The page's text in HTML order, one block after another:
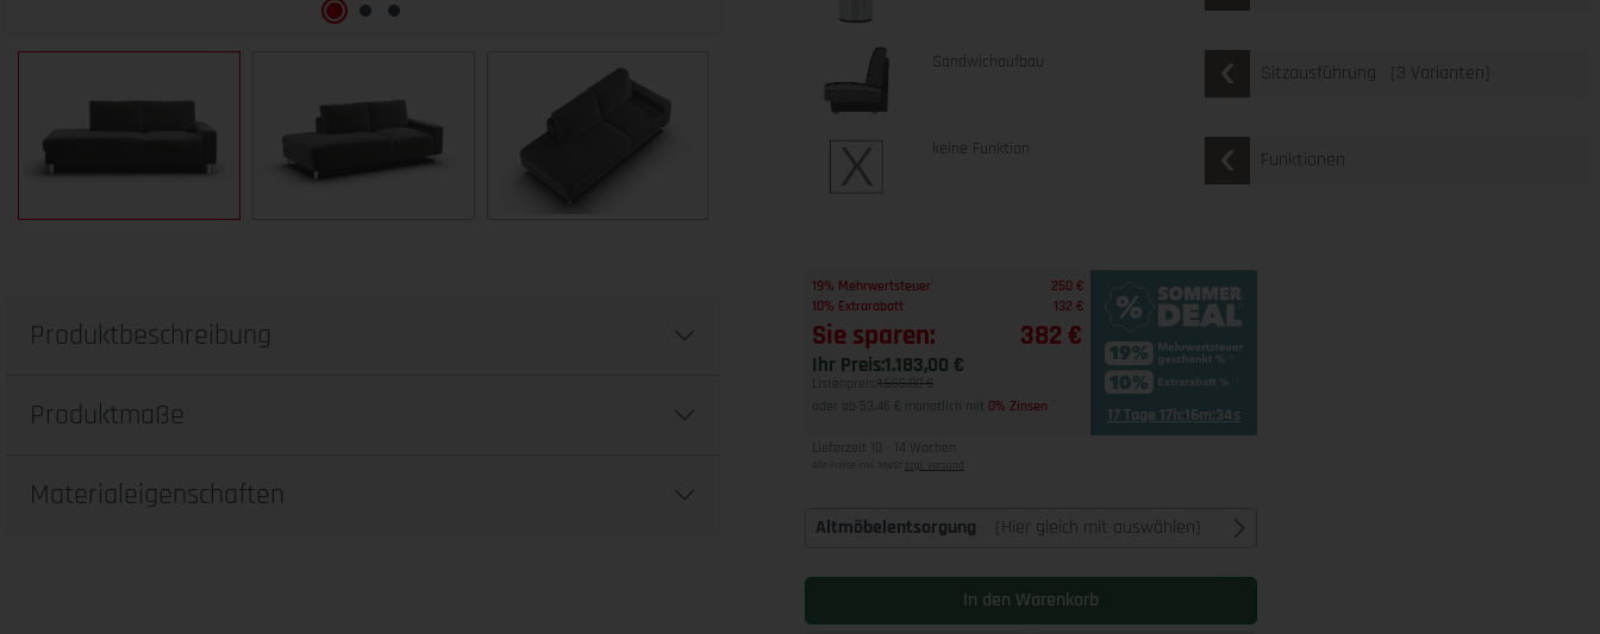
Sandwichaufbau Sitzausführung [3 Varianten]
keine Funktion Funktionen
19% Mehrwertsteuer
250 €
10% Extrarabatt
132 €
Sie sparen: 382 €
Ihr Preis:1.183,00 €
Listenpreis: 1.565,00 €
oder ab 53,46 € monatlich mit 0% Zinsen 17 Tage 17h:16m:33s
Lieferzeit 10 - 14 Wochen
Alle Preise inkl. MwSt zzgl. Versand
Altmöbelentsorgung (Hier gleich mit auswählen)
In den Warenkorb
Produktbeschreibung
Produktmaße
Materialeigenschaften